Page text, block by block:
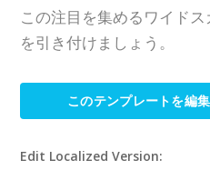
この注目を集めるワイド
を引き付けましょう。
このテンプレートを編
Edit Localized Version: